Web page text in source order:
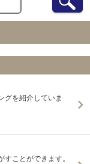
グを紹介していま
ことができます。